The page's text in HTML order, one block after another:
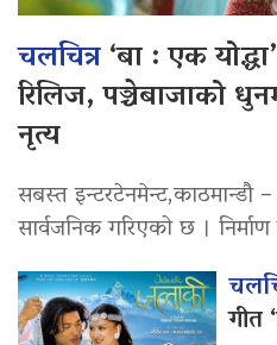
चलचित्र‘बा : एक
रिलिज, पञ्चेबाजाको
नृत्य
सबस्त इन्टरटेनमेन्ट,काठमान्डौ
सार्वजनिक गरिएको छ ।
गीत